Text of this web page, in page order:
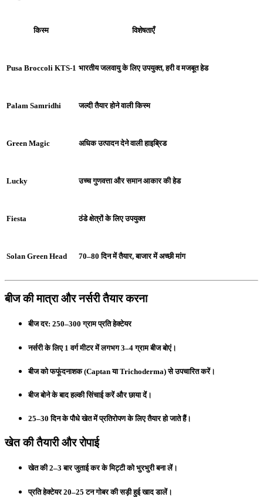
किस्म विशेषताएँ
Pusa Broccoli KTS-1 भारतीय जलवायु के लिए उपयुक्त, हरी व मजबूत हेड
Palam Samridhi जल्दी तैयार होने वाली किस्म
Green Magic अधिक उत्पादन देने वाली हाइब्रिड
Lucky उच्च गुणवत्ता और समान आकार की हेड
Fiesta ठंडे क्षेत्रों के लिए उपयुक्त
Solan Green Head 70–80 दिन में तैयार, बाजार में अच्छी मांग
बीज की मात्रा और नर्सरी तैयार करना
बीज दर: 250–300 ग्राम प्रति हेक्टेयर
नर्सरी के लिए 1 वर्ग मीटर में लगभग 3–4 ग्राम बीज बोएं।
बीज कोफफूंदनाशक (Captan या Trichoderma)से उपचारित करें।
बीज बोने के बाद हल्की सिंचाई करें और छाया दें।
25–30 दिन के पौधे खेत में प्रतिरोपण के लिए तैयार हो जाते हैं।
खेत की तैयारी और रोपाई
खेत की 2–3 बार जुताई कर के मिट्टी को भुरभुरी बना लें।
प्रति हेक्टेयर20–25 टन गोबर की सड़ी हुई खादडालें।